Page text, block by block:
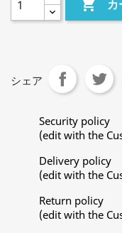
 カ
シェア
Security policy
(edit with the
Delivery policy
(edit with the
Return policy
(edit with the